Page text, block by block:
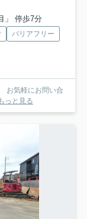
」 停歩7分
バリアフリー
お気軽にお問い合
っと見る